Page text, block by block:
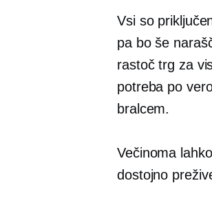
Vsi so
pa bo še
rastoč trg za
potreba po
bralcem.
Večinoma
dostojno